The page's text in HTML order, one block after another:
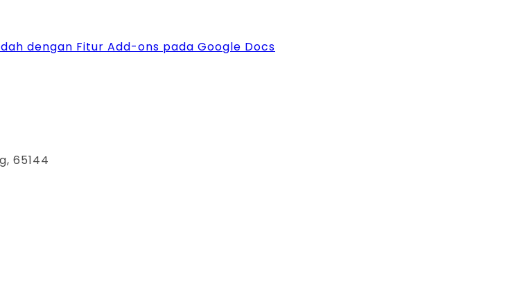
dengan Fitur Add-ons pada Google Docs
65144